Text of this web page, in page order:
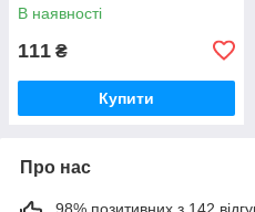
В наявності
111 ₴
Купити
Про нас
98% позитивних з 142